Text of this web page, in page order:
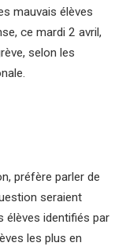
mauvais élèves
ce mardi 2 avril,
selon les
préfère parler de
seraient
élèves identifiés par
les plus en